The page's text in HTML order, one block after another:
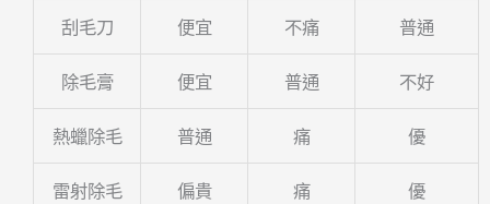
刮毛刀 便宜 不痛 普通
除毛膏 便宜 普通 不好
熱蠟除毛 普通 痛 優
雷射除毛 偏貴 痛 優